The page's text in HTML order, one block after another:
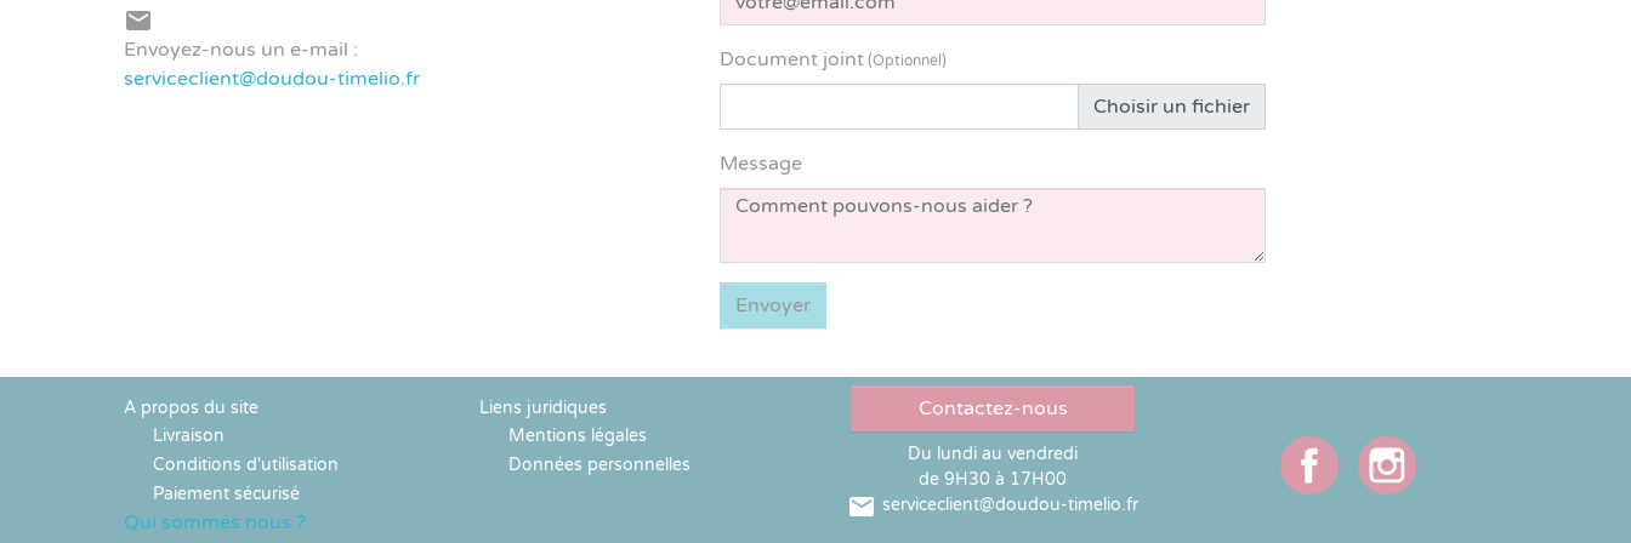
Panthère Linx Flamant
rose Cygne Marmotte

Envoyez-nous un e-mail :
serviceclient@doudou-timelio.fr
Document joint (Optionnel)
Message
A propos du site
Livraison
Conditions d'utilisation
Paiement sécurisé
Qui sommes nous ?
Liens juridiques
Mentions légales
Données personnelles
Contactez-nous
Du lundi au vendredi
de 9H30 à 17H00
 serviceclient@doudou-timelio.fr